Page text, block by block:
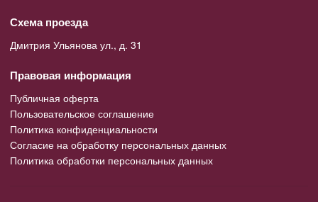
Схема проезда
Дмитрия Ульянова ул., д. 31
Правовая информация
Публичная оферта
Пользовательское соглашение
Политика конфиденциальности
Согласие на обработку персональных данных
Политика обработки персональных данных